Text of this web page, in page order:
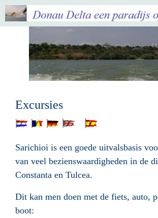
Ga
direct
hoofdinhoud
Excursies
Sarichioi is een goede uitvalsbasis
van veel bezienswaardigheden in de
Constanta en Tulcea.
Dit kan men doen met de fiets, auto,
boot: